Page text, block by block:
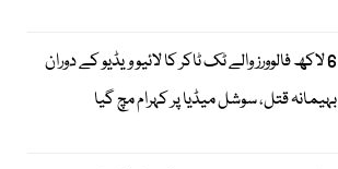
6 لاکھ فالوورز والے ٹک ٹاکر کا لائیو ویڈیو کے دوران
بہیمانہ قتل، سوشل میڈیا پر کہرام مچ گیا